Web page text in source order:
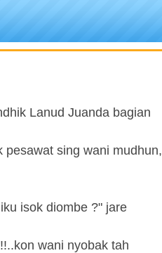
Lanud Juanda bagian
pesawat sing wani mudhun,
isok diombe ?" jare
wani nyobak tah